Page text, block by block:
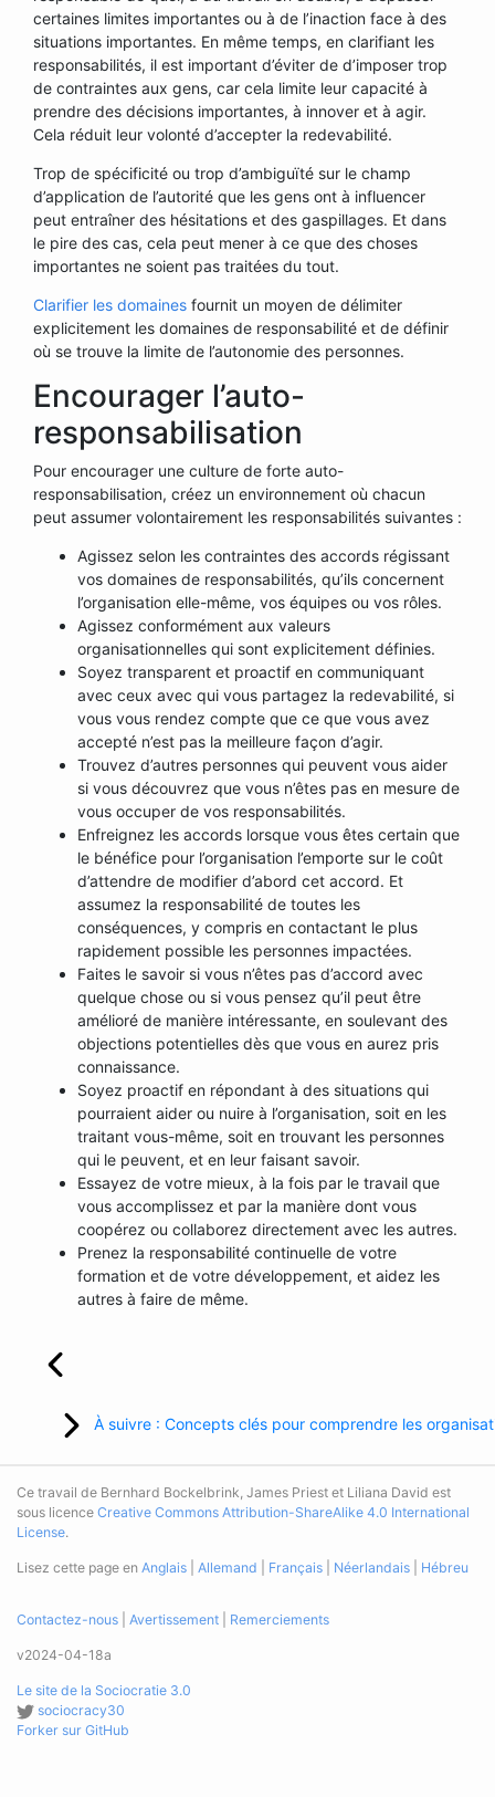
certaines limites importantes ou à de l’inaction face à des
situations importantes. En même temps, en clarifiant les
responsabilités, il est important d’éviter de d’imposer trop
de contraintes aux gens, car cela limite leur capacité à
prendre des décisions importantes, à innover et à agir.
Cela réduit leur volonté d’accepter la redevabilité.
Trop de spécificité ou trop d’ambiguïté sur le champ
d’application de l’autorité que les gens ont à influencer
peut entraîner des hésitations et des gaspillages. Et dans
le pire des cas, cela peut mener à ce que des choses
importantes ne soient pas traitées du tout.
Clarifier les domaines fournit un moyen de délimiter
explicitement les domaines de responsabilité et de définir
où se trouve la limite de l’autonomie des personnes.
Encourager l’auto-
responsabilisation
Pour encourager une culture de forte auto-
responsabilisation, créez un environnement où chacun
peut assumer volontairement les responsabilités suivantes :
Agissez selon les contraintes des accords régissant
vos domaines de responsabilités, qu’ils concernent
l’organisation elle-même, vos équipes ou vos rôles.
Agissez conformément aux valeurs
organisationnelles qui sont explicitement définies.
Soyez transparent et proactif en communiquant
avec ceux avec qui vous partagez la redevabilité, si
vous vous rendez compte que ce que vous avez
accepté n’est pas la meilleure façon d’agir.
Trouvez d’autres personnes qui peuvent vous aider
si vous découvrez que vous n’êtes pas en mesure de
vous occuper de vos responsabilités.
Enfreignez les accords lorsque vous êtes certain que
le bénéfice pour l’organisation l’emporte sur le coût
d’attendre de modifier d’abord cet accord. Et
assumez la responsabilité de toutes les
conséquences, y compris en contactant le plus
rapidement possible les personnes impactées.
Faites le savoir si vous n’êtes pas d’accord avec
quelque chose ou si vous pensez qu’il peut être
amélioré de manière intéressante, en soulevant des
objections potentielles dès que vous en aurez pris
connaissance.
Soyez proactif en répondant à des situations qui
pourraient aider ou nuire à l’organisation, soit en les
traitant vous-même, soit en trouvant les personnes
qui le peuvent, et en leur faisant savoir.
Essayez de votre mieux, à la fois par le travail que
vous accomplissez et par la manière dont vous
coopérez ou collaborez directement avec les autres.
Prenez la responsabilité continuelle de votre
formation et de votre développement, et aidez les
autres à faire de même.
À suivre : Concepts clés pour comprendre les
Ce travail de Bernhard Bockelbrink, James Priest et Liliana David est
sous licence Creative Commons Attribution-ShareAlike 4.0 International
License.
Lisez cette page en Anglais Allemand Français Néerlandais Hébreu
Contactez-nous Avertissement Remerciements
v2024-04-18a
Le site de la Sociocratie 3.0
sociocracy30
Forker sur GitHub